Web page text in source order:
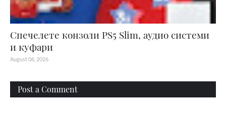
Спечелете конзоли PS5 Slim, аудио системи
и куфари
August 06, 2026
Post a Comment